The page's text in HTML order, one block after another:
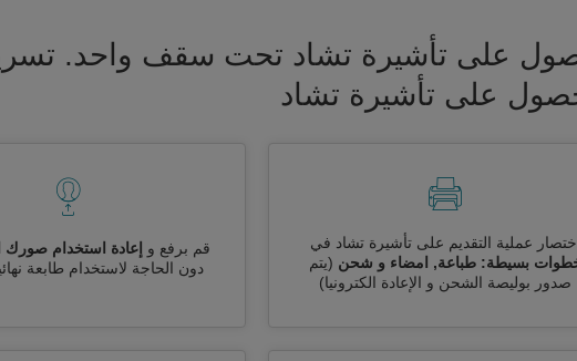
على تأشيرة تشاد تحت سقف واحد.
على تأشيرة تشاد
عملية التقديم على تأشيرة تشاد في
بسيطة: طباعة, امضاء و شحن (يتم
صدور بوليصة الشحن و الإعادة الكترونيا)
قم برفع و إعادة استخدام صورك
دون الحاجة لاستخدام طابعة